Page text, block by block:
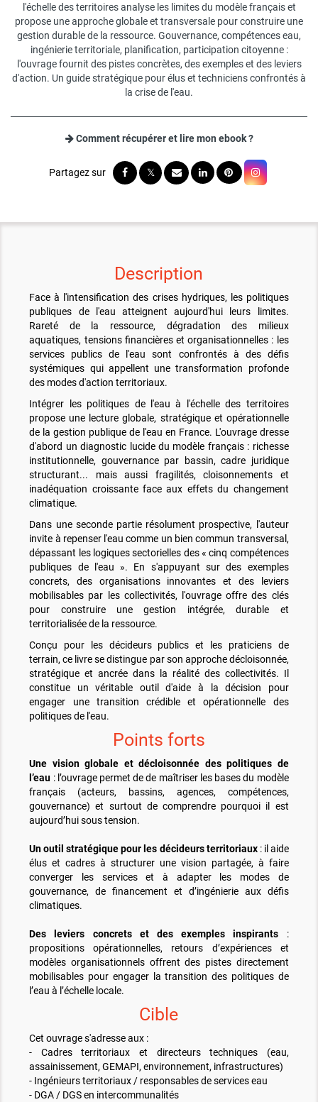
l'échelle des territoires analyse les limites du modèle français et
propose une approche globale et transversale pour construire une
gestion durable de la ressource. Gouvernance, compétences eau,
ingénierie territoriale, planification, participation citoyenne :
l'ouvrage fournit des pistes concrètes, des exemples et des leviers
d'action. Un guide stratégique pour élus et techniciens confrontés à
la crise de l'eau.
Comment récupérer et lire mon ebook ?
Description
Face à l'intensification des crises hydriques, les politiques
publiques de l'eau atteignent aujourd'hui leurs limites.
Rareté de la ressource, dégradation des milieux
aquatiques, tensions financières et organisationnelles : les
services publics de l'eau sont confrontés à des défis
systémiques qui appellent une transformation profonde
des modes d'action territoriaux.
Intégrer les politiques de l'eau à l'échelle des territoires
propose une lecture globale, stratégique et opérationnelle
de la gestion publique de l'eau en France. L'ouvrage dresse
d'abord un diagnostic lucide du modèle français : richesse
institutionnelle, gouvernance par bassin, cadre juridique
structurant... mais aussi fragilités, cloisonnements et
inadéquation croissante face aux effets du changement
climatique.
Dans une seconde partie résolument prospective, l'auteur
invite à repenser l'eau comme un bien commun transversal,
dépassant les logiques sectorielles des « cinq compétences
publiques de l'eau ». En s'appuyant sur des exemples
concrets, des organisations innovantes et des leviers
mobilisables par les collectivités, l'ouvrage offre des clés
pour construire une gestion intégrée, durable et
territorialisée de la ressource.
Conçu pour les décideurs publics et les praticiens de
terrain, ce livre se distingue par son approche décloisonnée,
stratégique et ancrée dans la réalité des collectivités. Il
constitue un véritable outil d'aide à la décision pour
engager une transition crédible et opérationnelle des
politiques de l'eau.
Points forts
Une vision globale et décloisonnée des politiques de
l’eau : l’ouvrage permet de de maîtriser les bases du modèle
français (acteurs, bassins, agences, compétences,
gouvernance) et surtout de comprendre pourquoi il est
aujourd’hui sous tension.
Un outil stratégique pour les décideurs territoriaux: il aide
élus et cadres à structurer une vision partagée, à faire
converger les services et à adapter les modes de
gouvernance, de financement et d’ingénierie aux défis
climatiques.
Des leviers concrets et des exemples inspirants :
propositions opérationnelles, retours d’expériences et
modèles organisationnels offrent des pistes directement
mobilisables pour engager la transition des politiques de
l’eau à l’échelle locale.
Cible
Cet ouvrage s'adresse aux :
- Cadres territoriaux et directeurs techniques (eau,
assainissement, GEMAPI, environnement, infrastructures)
- Ingénieurs territoriaux / responsables de services eau
- DGA / DGS en intercommunalités